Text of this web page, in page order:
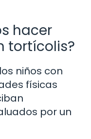
hacer
tortícolis?
niños con
físicas
por un